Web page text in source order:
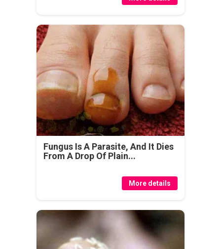
Fungus Is A Parasite, And It Dies
From A Drop Of Plain...
More details